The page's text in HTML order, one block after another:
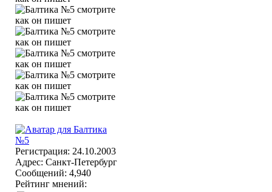
Регистрация: 24.10.2003
Адрес: Санкт-Петербург
Сообщений: 4,940
Рейтинг мнений: